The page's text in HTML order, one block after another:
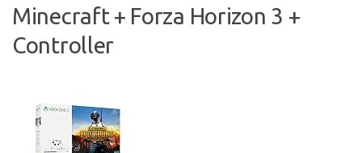
Minecraft + Forza Horizon 3 +
Controller